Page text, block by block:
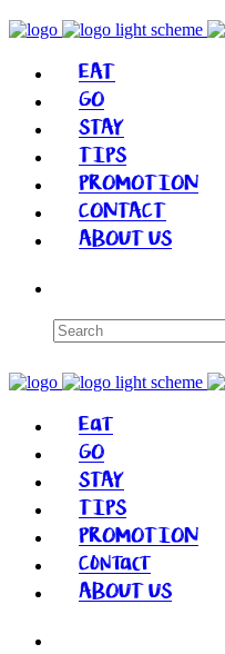
EAT
GO
STAY
TIPS
PROMOTION
CONTACT
ABOUT US
Eat
GO
STAY
TIPS
PROMOTION
Contact
ABOUT US